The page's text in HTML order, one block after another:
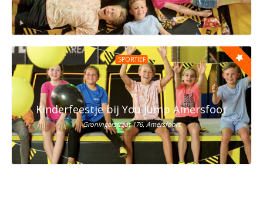
SPORTIEF
Kinderfeestje bij You Jump Amersfoort
Groningerstraat 176, Amersfoort